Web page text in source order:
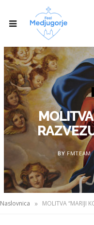
BY FMTEAM
Naslovnica » MOLITVA “MARIJI